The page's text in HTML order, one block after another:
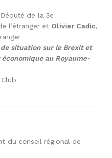
de la 3e
l’étranger et Olivier Cadic,
situation sur le Brexit et
au Royaume-
du conseil régional de